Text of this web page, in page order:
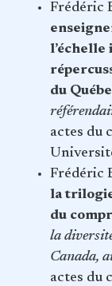
Frédéric
du
actes du
Frédéric
la
du
la
Canada,
actes du